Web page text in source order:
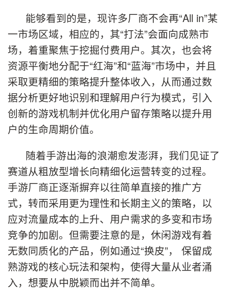
能够看到的是，现许多厂商不会再“All in”某
一市场区域，相应的，其“打法”会面向成熟市
场，着重聚焦于挖掘付费用户。其次，也会将
资源平衡地分配于“红海”和“蓝海”市场中，并且
采取更精细的策略提升整体收入，从而通过数
据分析更好地识别和理解用户行为模式，引入
创新的游戏机制并优化用户留存策略以提升用
户的生命周期价值。
随着手游出海的浪潮愈发澎湃，我们见证了
赛道从粗放型增长向精细化运营转变的过程。
手游厂商正逐渐摒弃以往简单直接的推广方
式，转而采用更为理性和长期主义的策略，以
应对流量成本的上升、用户需求的多变和市场
竞争的加剧。但需要注意的是，休闲游戏有着
无数同质化的产品，例如通过“换皮”， 保留成
熟游戏的核心玩法和架构，使得大量从业者涌
入，想要从中脱颖而出并不简单。